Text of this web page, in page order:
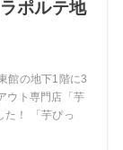
ポルテ地
館の地下1階に3
ウト専門店「芋
た！ 「芋ぴっ